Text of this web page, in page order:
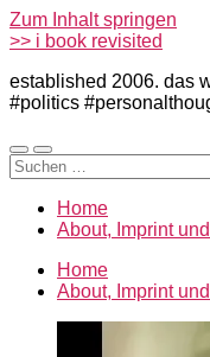
Zum Inhalt springen
>> i book revisited
established 2006. das
#politics
Mobile-
Menü
Suchfeld
ein-/ausblenden
Suchen
nach:
Home
About, Imprint
Home
About, Imprint